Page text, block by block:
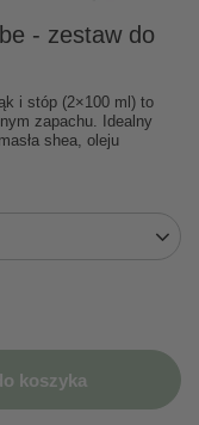
- zestaw do
i stóp (2×100 ml) to
zapachu. Idealny
shea, oleju
koszyka